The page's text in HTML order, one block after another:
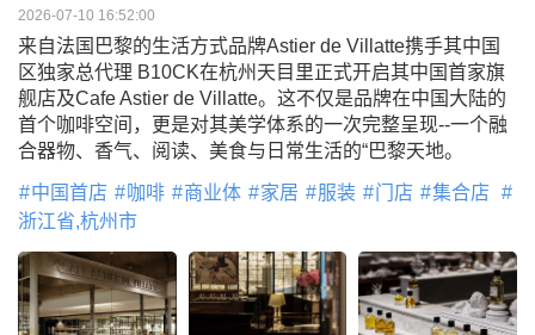
2026-07-10 16:52:00
来自法国巴黎的生活方式品牌Astier de Villatte携手其中国
区独家总代理 B10CK在杭州天目里正式开启其中国首家旗
舰店及Cafe Astier de Villatte。这不仅是品牌在中国大陆的
首个咖啡空间，更是对其美学体系的一次完整呈现--一个融
合器物、香气、阅读、美食与日常生活的“巴黎天地。
中国首店 咖啡 商业体 家居 服装 门店
集合店
浙江省,杭州市